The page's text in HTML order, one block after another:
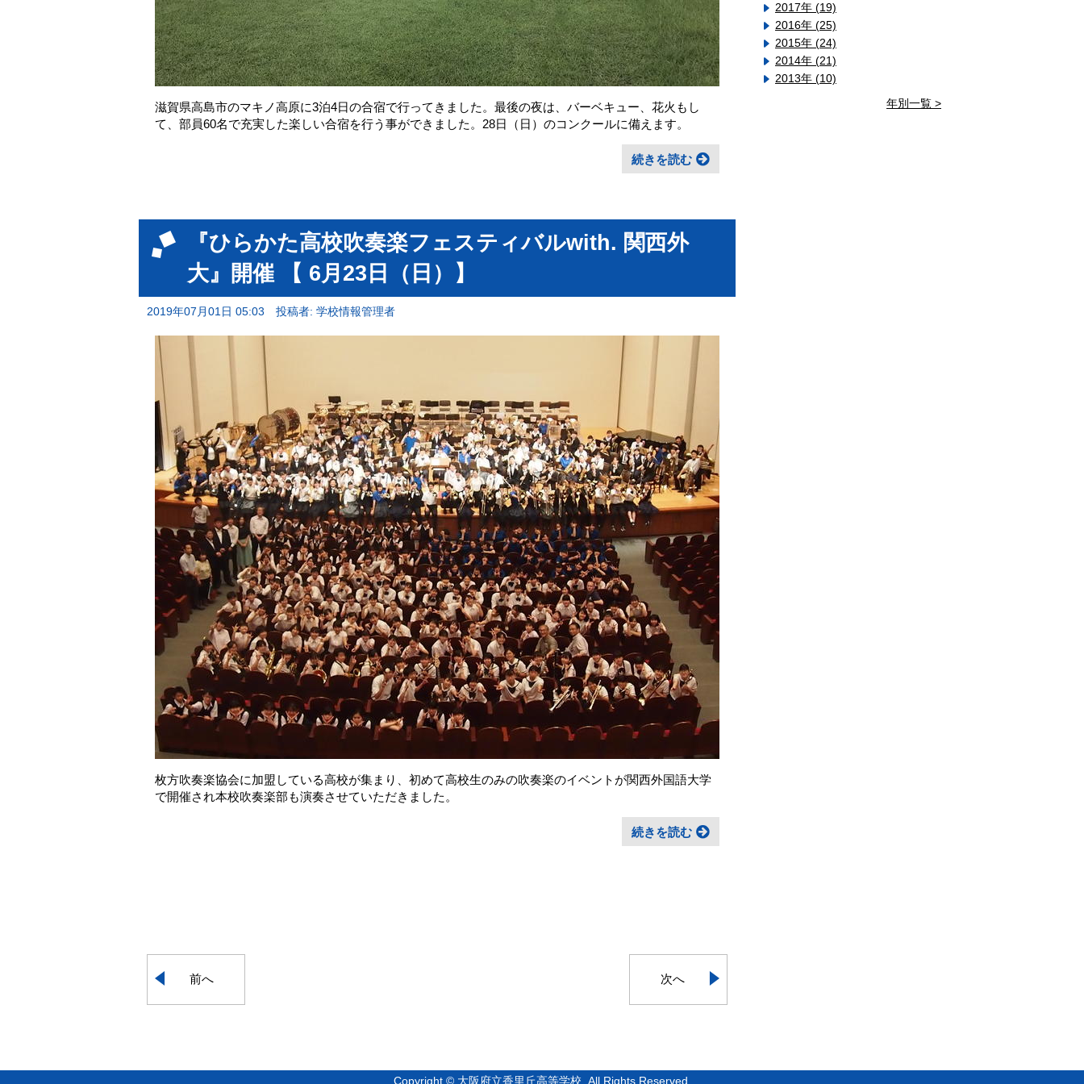
滋賀県高島市のマキノ高原に3泊4日の合宿で行ってきました。最後の夜は、バーベキュー、花火もし
て、部員60名で充実した楽しい合宿を行う事ができました。28日（日）のコンクールに備えます。
続きを読む
『ひらかた高校吹奏楽フェスティバルwith. 関西外
大』開催 【 6月23日（日）】
2019年07月01日 05:03 投稿者: 学校情報管理者
枚方吹奏楽協会に加盟している高校が集まり、初めて高校生のみの吹奏楽のイベントが関西外国語大学
で開催され本校吹奏楽部も演奏させていただきました。
続きを読む
前へ 次へ
2017年 (19)
2016年 (25)
2015年 (24)
2014年 (21)
2013年 (10)
年別一覧 >
Copyright © 大阪府立香里丘高等学校. All Rights Reserved.